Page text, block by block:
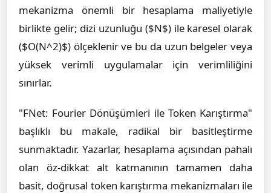
mekanizma önemli bir hesaplama maliyetiyle
birlikte gelir; dizi uzunluğu ($N$) ile karesel olarak
($O(N^2)$) ölçeklenir ve bu da uzun belgeler veya
yüksek verimli uygulamalar için verimliliğini
sınırlar.
"FNet: Fourier Dönüşümleri ile Token Karıştırma"
başlıklı bu makale, radikal bir basitleştirme
sunmaktadır. Yazarlar, hesaplama açısından pahalı
olan öz-dikkat alt katmanının tamamen daha
basit, doğrusal token karıştırma mekanizmaları ile